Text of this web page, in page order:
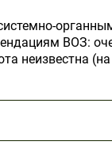
ВОЗ:
неизвестна